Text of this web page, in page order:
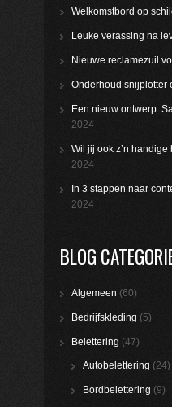
Welkomstbord op
Leuke verassing na
Nieuwe reclamezuil
Onderhoud snijplotter
Een nieuw ontwerp.
2024
Wil jij ook z’n
2024
In 3 stappen naar
2024
BLOG
Algemeen (60)
Bedrijfskleding (5)
Belettering (47)
Autobelettering (24)
Bordbelettering (9)